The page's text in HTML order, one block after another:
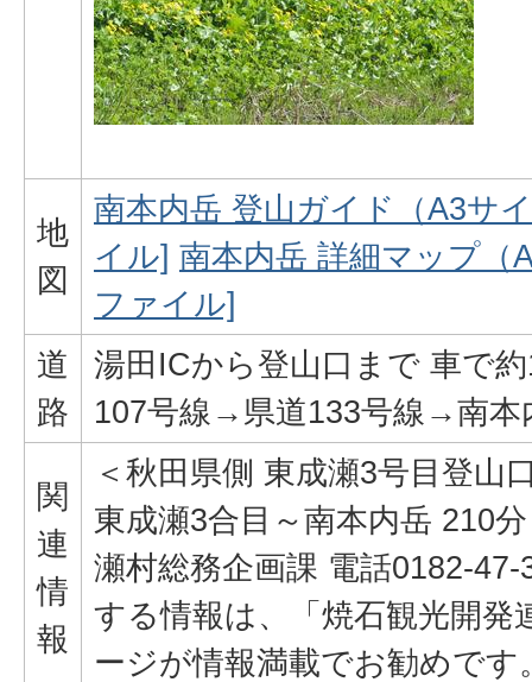
地
図
南本内岳 登山ガイド（A3サ
イル] 南本内岳 詳細マップ（
ファイル]
道
路
湯田ICから登山口まで 車で
107号線→県道133号線→南本
関
連
情
報
＜秋田県側 東成瀬3号目登山
東成瀬3合目～南本内岳 210
瀬村総務企画課 電話0182-
する情報は、「焼石観光開発
ージが情報満載でお勧めです